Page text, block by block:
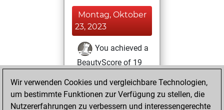
Montag, Oktober
23, 2023
You achieved a
BeautyScore of 19
achieved a new Elo
of 1582
Wir verwenden Cookies und vergleichbare Technologien,
um bestimmte Funktionen zur Verfügung zu stellen, die
Nutzererfahrungen zu verbessern und interessengerechte